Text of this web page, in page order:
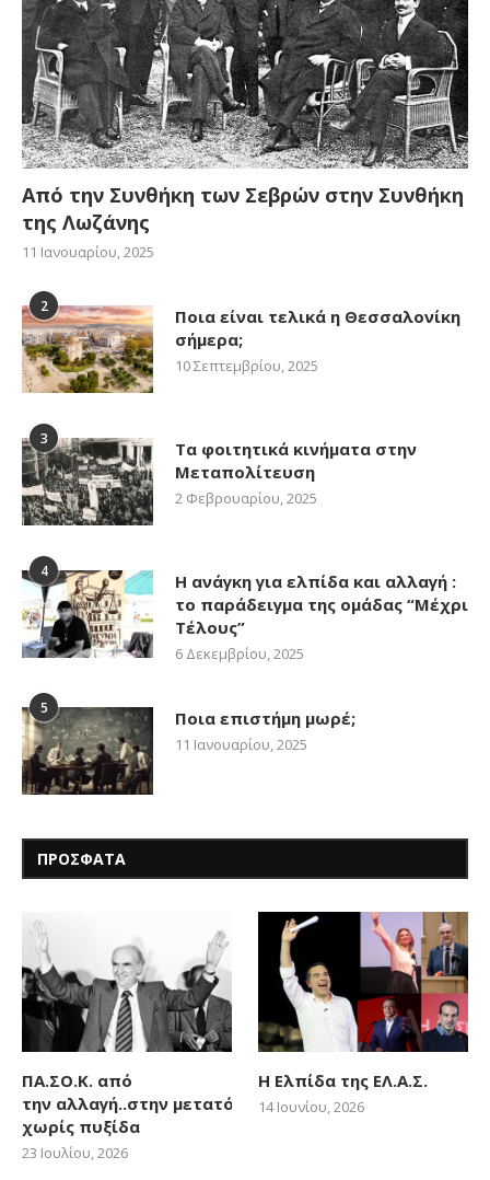
Από την Συνθήκη των Σεβρών στην Συνθήκη
της Λωζάνης
11 Ιανουαρίου, 2025
2
Ποια είναι τελικά η Θεσσαλονίκη
σήμερα;
10 Σεπτεμβρίου, 2025
3
Τα φοιτητικά κινήματα στην
Μεταπολίτευση
2 Φεβρουαρίου, 2025
4
Η ανάγκη για ελπίδα και αλλαγή :
το παράδειγμα της ομάδας “Μέχρι
Τέλους”
6 Δεκεμβρίου, 2025
5 Ποια επιστήμη μωρέ;
11 Ιανουαρίου, 2025
ΠΡΟΣΦΑΤΑ
ΠΑ.ΣΟ.Κ. από
την αλλαγή..στην μετατόπιση
χωρίς πυξίδα
23 Ιουλίου, 2026
Η Ελπίδα της ΕΛ.Α.Σ.
14 Ιουνίου, 2026